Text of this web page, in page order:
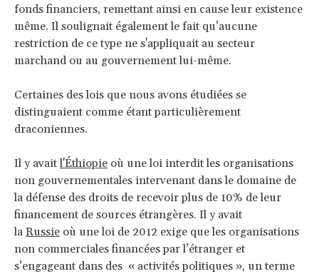
fonds financiers, remettant ainsi en cause leur existence
même. Il soulignait également le fait qu’aucune
restriction de ce type ne s'appliquait au secteur
marchand ou au gouvernement lui-même.
Certaines des lois que nous avons étudiées se
distinguaient comme étant particulièrement
draconiennes.
Il y avaitl'Éthiopie où une loi interdit les organisations
non gouvernementales intervenant dans le domaine de
la défense des droits de recevoir plus de 10% de leur
financement de sources étrangères. Il y avait
la Russie où une loi de 2012 exige que les organisations
non commerciales financées par l’étranger et
s’engageant dans des « activités politiques », un terme